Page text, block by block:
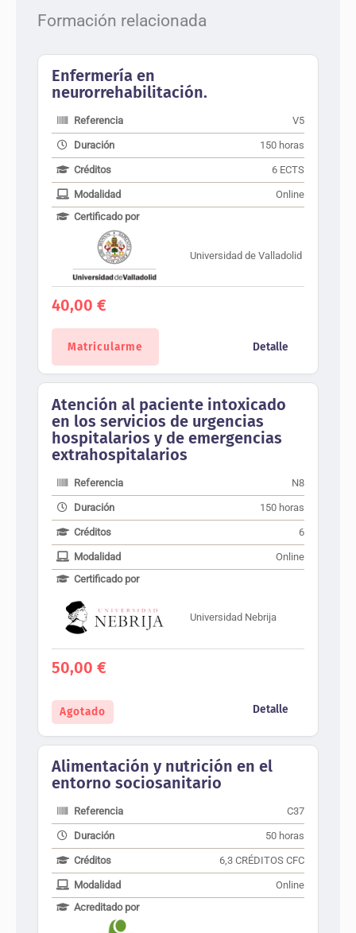
Formación relacionada
Enfermería en
neurorrehabilitación.
Referencia V5
Duración 150 horas
Créditos 6 ECTS
Modalidad
Online
Certificado por
Universidad de Valladolid
40,00 €
Matricularme Detalle
Atención al paciente intoxicado
en los servicios de urgencias
hospitalarios y de emergencias
extrahospitalarios
Referencia N8
Duración 150 horas
Créditos 6
Modalidad
Online
Certificado por
Universidad Nebrija
50,00 €
Agotado Detalle
Alimentación y nutrición en el
entorno sociosanitario
Referencia C37
Duración 50 horas
Créditos 6,3 CRÉDITOS CFC
Modalidad
Online
Acreditado por